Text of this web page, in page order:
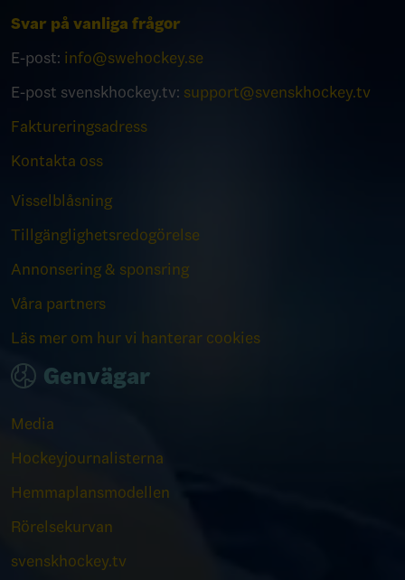
Svar på vanliga frågor
E-post: info@swehockey.se
E-post svenskhockey.tv: support@svenskhockey.tv
Faktureringsadress
Kontakta oss
Visselblåsning
Tillgänglighetsredogörelse
Annonsering & sponsring
Våra partners
Läs mer om hur vi hanterar cookies
Genvägar
Media
Hockeyjournalisterna
Hemmaplansmodellen
Rörelsekurvan
svenskhockey.tv